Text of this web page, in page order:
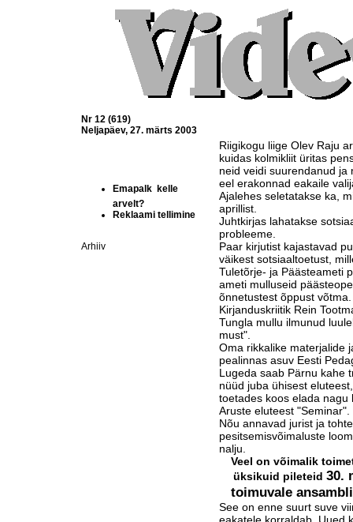
Nr 12 (619)
Neljapäev, 27. märts 2003
Emapalk  kelle
arvelt?
Reklaami tellimine
Arhiiv
Riigikogu liige Olev Raju
kuidas kolmikliit üritas
neid veidi suurendanud ja
eel erakonnad eakaile
Ajalehes seletatakse ka,
aprillist.
Juhtkirjas lahatakse
probleeme.
Paar kirjutist kajastavad
väikest sotsiaaltoetust,
Tuletõrje- ja Päästeameti
ameti mulluseid
õnnetustest õppust võtma.
Kirjanduskriitik Rein
Tungla mullu ilmunud
must".
Oma rikkalike materjalide
pealinnas asuv Eesti
Lugeda saab Pärnu kahe
nüüd juba ühisest
toetades koos elada nagu
Aruste eluteest "Seminar".
Nõu annavad jurist ja
pesitsemisvõimaluste
nalju.
Veel on võimalik
üksikuid pileteid 30.
toimuvale
See on enne suurt suve